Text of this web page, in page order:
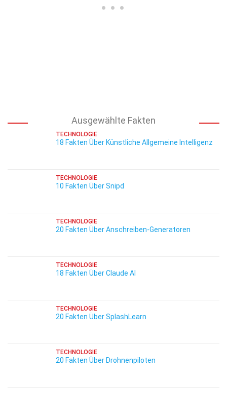
Ausgewählte Fakten
TECHNOLOGIE
18 Fakten Über Künstliche Allgemeine Intelligenz
TECHNOLOGIE
10 Fakten Über Snipd
TECHNOLOGIE
20 Fakten Über Anschreiben-Generatoren
TECHNOLOGIE
18 Fakten Über Claude AI
TECHNOLOGIE
20 Fakten Über SplashLearn
TECHNOLOGIE
20 Fakten Über Drohnenpiloten